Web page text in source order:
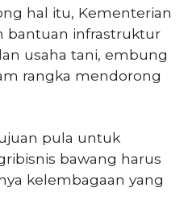
hal itu, Kementerian
bantuan infrastruktur
usaha tani, embung
rangka mendorong
pula untuk
bawang harus
kelembagaan yang